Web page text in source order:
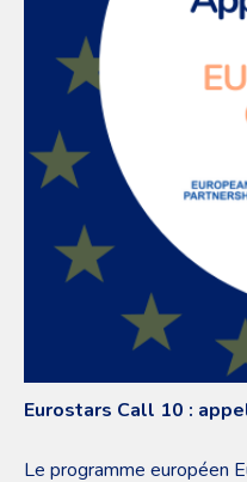
Eurostars Call 10 :
Le programme européen